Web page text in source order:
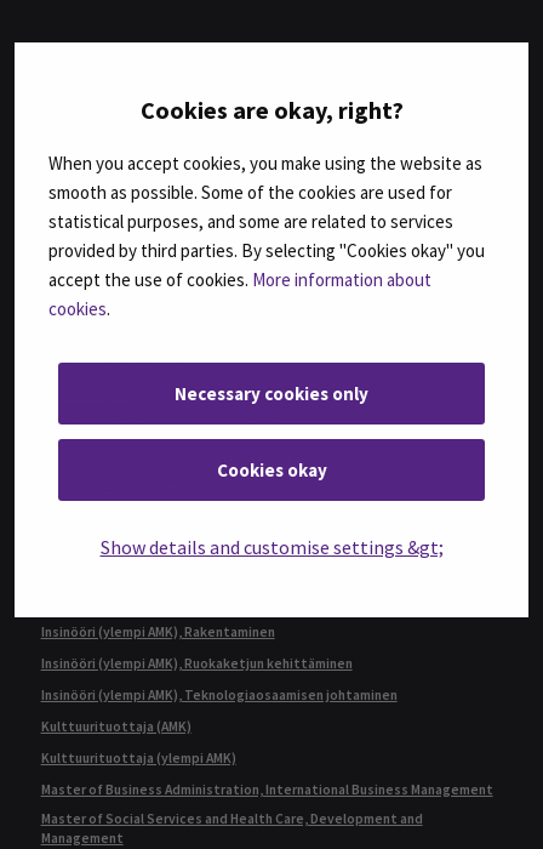
Cookies are okay, right?
When you accept cookies, you make using the website as
smooth as possible. Some of the cookies are used for
statistical purposes, and some are related to services
provided by third parties. By selecting "Cookies okay" you
accept the use of cookies. More information about
cookies.
Necessary cookies only
Cookies okay
Show details and customise settings &gt;
Agrologi (ylempi AMK), Maatalousyrityksen kehittäminen
Bachelor of Business Administration, International Business
Bachelor of Engineering, Automation Engineering
Bachelor of Engineering, Sustainable Food Processing,
Bachelor of Health Care, Nursing
Fysioterapeutti (AMK)
Insinööri (AMK), Automaatiotekniikka
kone- ja tuotantotekniikka tai auto- ja työkonetekniikka
Insinööri (AMK), Rakennustekniikka
Insinööri (ylempi AMK), Rakentaminen
Insinööri (ylempi AMK), Ruokaketjun kehittäminen
Insinööri (ylempi AMK), Teknologiaosaamisen johtaminen
Kulttuurituottaja (AMK)
Kulttuurituottaja (ylempi AMK)
Master of Business Administration, International Business Management
Master of Social Services and Health Care, Development and
Management